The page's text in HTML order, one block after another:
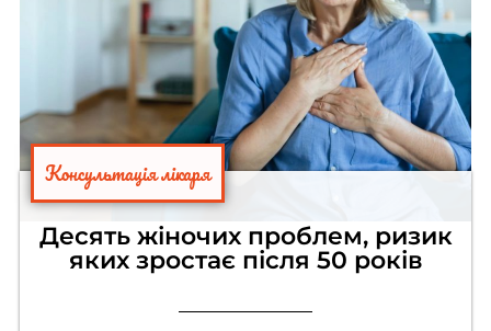
Консультація лікаря
Десять жіночих проблем, ризик
яких зростає після 50 років